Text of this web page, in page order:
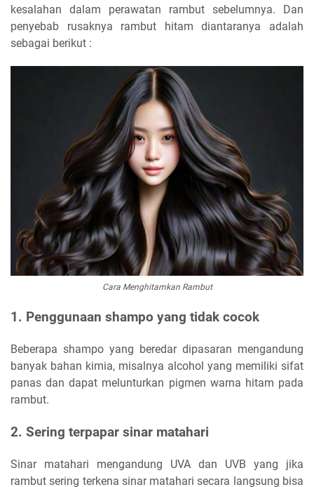
kesalahan dalam perawatan rambut sebelumnya. Dan
penyebab rusaknya rambut hitam diantaranya adalah
sebagai berikut :
Cara Menghitamkan Rambut
1. Penggunaan shampo yang tidak cocok
Beberapa shampo yang beredar dipasaran mengandung
banyak bahan kimia, misalnya alcohol yang memiliki sifat
panas dan dapat melunturkan pigmen warna hitam pada
rambut.
2. Sering terpapar sinar matahari
Sinar matahari mengandung UVA dan UVB yang jika
rambut sering terkena sinar matahari secara langsung bisa